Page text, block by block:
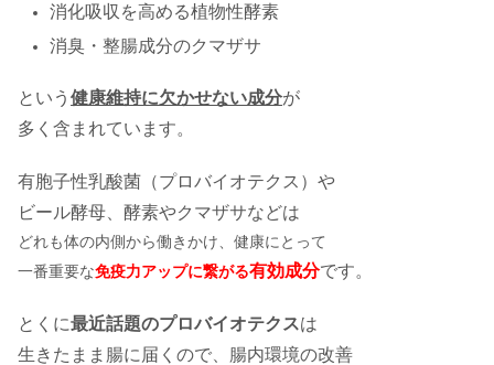
消化吸収を高める植物性酵素
消臭・整腸成分のクマザサ
という 健康維持に欠かせない成分が
多く含まれています。
有胞子性乳酸菌（プロバイオテクス）や
ビール酵母、酵素やクマザサなどは
どれも体の内側から働きかけ、健康にとって
一番重要な免疫力アップに繋がる有効成分です。
とくに最近話題のプロバイオテクスは
生きたまま腸に届くので、
腸内環境の改善